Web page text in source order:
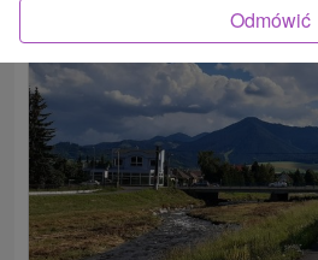
Odmówić